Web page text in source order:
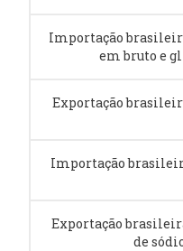
Importação
em bruto e
Exportação
Importação
Exportação
de